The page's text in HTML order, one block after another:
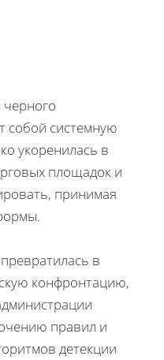
собой системную
укоренилась в
площадок и
принимая
в
конфронтацию,
правил и
детекции